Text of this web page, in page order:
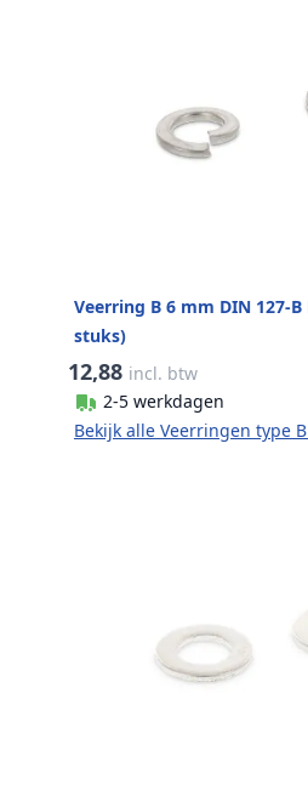
Veerring B 6 mm DIN 127-B
stuks)
12,88 incl. btw
2-5 werkdagen
Bekijk alle Veerringen type